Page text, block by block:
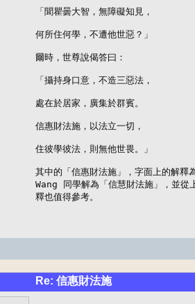
「聞瞿曇大智，無障礙知見，
何所住何學，不遭他世惡？」
爾時，世尊說偈答曰：
「攝持身口意，不造三惡法，
處在於居家，廣集於群賓。
信惠財法施，以法立一切，
住彼學彼法，則無他世畏。」
其中的「信惠財法施」，字面上的解
Wang 同學解為「信慧財法施」，並從
釋也值得參考。
Re: 信惠財法施